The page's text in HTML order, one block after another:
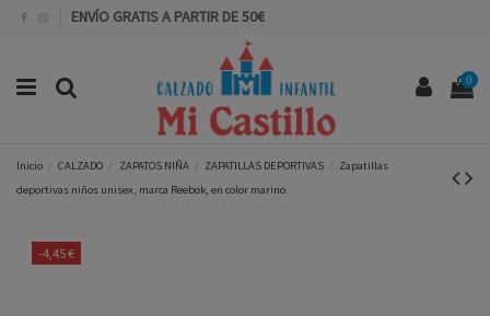
ENVÍO GRATIS A PARTIR DE 50€
0
Inicio CALZADO ZAPATOS NIÑA ZAPATILLAS DEPORTIVAS
Zapatillas
deportivas niños unisex, marca Reebok, en color marino.
-4,45 €